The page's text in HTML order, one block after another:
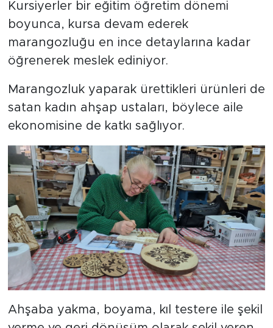
Kursiyerler bir eğitim öğretim dönemi
boyunca, kursa devam ederek
marangozluğu en ince detaylarına kadar
öğrenerek meslek ediniyor.
Marangozluk yaparak ürettikleri ürünleri de
satan kadın ahşap ustaları, böylece aile
ekonomisine de katkı sağlıyor.
Ahşaba yakma, boyama, kıl testere ile şekil